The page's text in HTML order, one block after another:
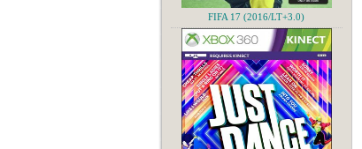
FIFA 17 (2016/LT+3.0)